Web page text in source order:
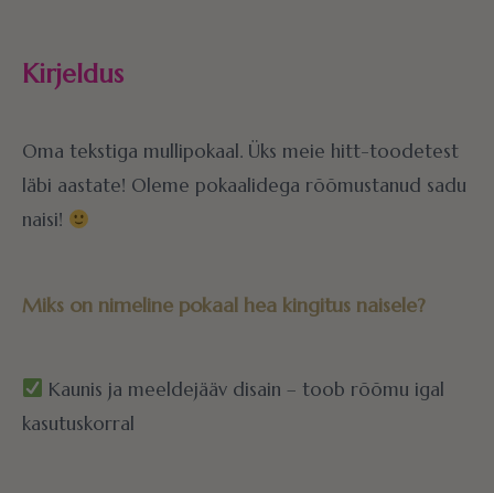
Kirjeldus
Oma tekstiga mullipokaal. Üks meie hitt-toodetest
läbi aastate! Oleme pokaalidega rõõmustanud sadu
naisi!
Miks on nimeline pokaal hea kingitus naisele?
Kaunis ja meeldejääv disain – toob rõõmu igal
kasutuskorral